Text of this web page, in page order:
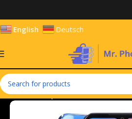
English Deutsch
Home Smartphones Mobile Phones